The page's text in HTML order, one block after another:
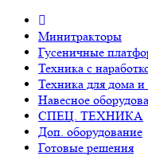
Минитракторы
Гусеничные
Техника с
Техника для дома и
Навесное
СПЕЦ. ТЕХНИКА
Доп. оборудование
Готовые решения